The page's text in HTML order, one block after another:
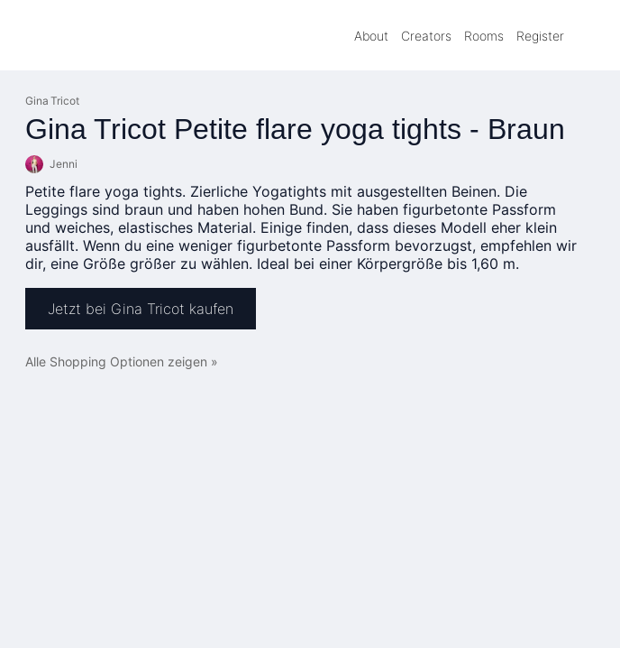
About Creators Rooms Register
Gina Tricot
Gina Tricot Petite flare yoga tights - Braun
Jenni
Petite flare yoga tights. Zierliche Yogatights mit ausgestellten Beinen. Die
Leggings sind braun und haben hohen Bund. Sie haben figurbetonte Passform
und weiches, elastisches Material. Einige finden, dass dieses Modell eher klein
ausfällt. Wenn du eine weniger figurbetonte Passform bevorzugst, empfehlen wir
dir, eine Größe größer zu wählen. Ideal bei einer Körpergröße bis 1,60 m.
Jetzt bei Gina Tricot kaufen
Alle Shopping Optionen zeigen »